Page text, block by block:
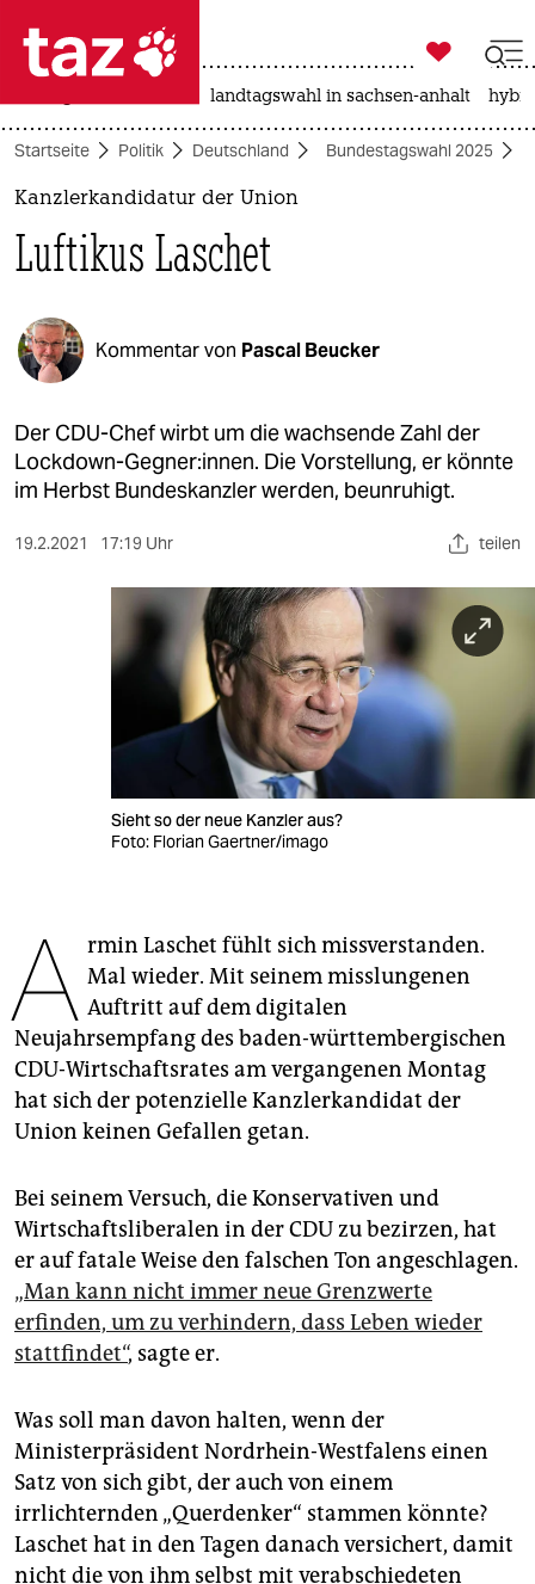
 taz zahl ich
taz zahl ich
politik
öko
gesellschaft
kultur
sport
berlin
unterstützen
abo
genossenschaft
epaper login

taz zahl ich
landtagswahl in sachsen-anhalt
Startseite Politik Deutschland Bundestagswahl 2025
Kanzlerkandidatur der Union
Luftikus Laschet
Kommentar von Pascal Beucker
Der CDU-Chef wirbt um die wachsende Zahl der
Lockdown-Gegner:innen. Die Vorstellung, er könnte
im Herbst Bundeskanzler werden, beunruhigt.
19.2.2021 17:19 Uhr teilen
Sieht so der neue Kanzler aus?
Foto: Florian Gaertner/imago
A rmin Laschet fühlt sich missverstanden.
Mal wieder. Mit seinem misslungenen
Auftritt auf dem digitalen
Neujahrsempfang des baden-württembergischen
CDU-Wirtschaftsrates am vergangenen Montag
hat sich der potenzielle Kanzlerkandidat der
Union keinen Gefallen getan.
Bei seinem Versuch, die Konservativen und
Wirtschafts­liberalen in der CDU zu bezirzen, hat
er auf fatale Weise den falschen Ton angeschlagen.
„Man kann nicht immer neue Grenzwerte
erfinden, um zu verhindern, dass Leben wieder
stattfindet“, sagte er.
Was soll man davon halten, wenn der
Ministerpräsident Nordrhein-Westfalens einen
Satz von sich gibt, der auch von einem
irrlichternden „Querdenker“ stammen könnte?
Laschet hat in den Tagen danach versichert, damit
nicht die von ihm selbst mit verabschiedeten